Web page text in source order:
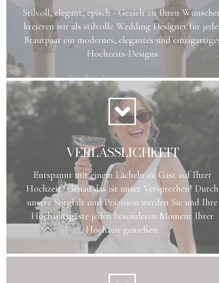
Stilvoll, elegant, episch - Gezielt zu Ihren
kreieren wir als stilvolle Wedding Designer für
Brautpaar ein modernes, elegantes und
Hochzeits-Designs
VERLÄSSLICHKEIT
Entspannt mit einem Lächeln zu Gast auf Ihrer
Hochzeit? Genau das ist unser Versprechen! Durch
unsere Sorgfalt und Präzision werden Sie und Ihre
Hochzeitsgäste jeden besonderen Moment Ihrer
Hochzeit genießen.